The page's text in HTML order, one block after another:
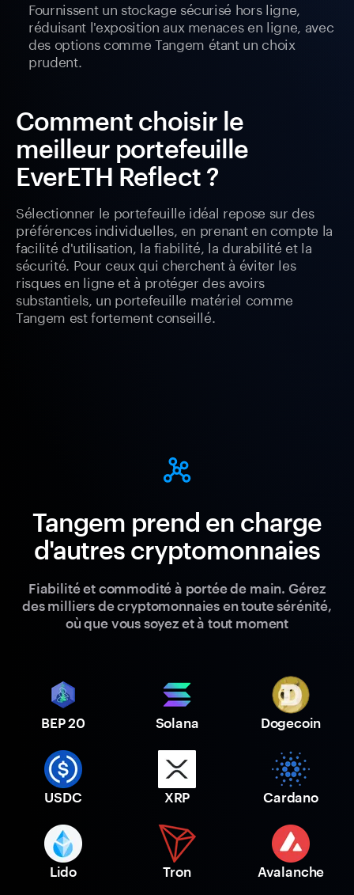
Fournissent un stockage sécurisé hors ligne,
réduisant l'exposition aux menaces en ligne, avec
des options comme Tangem étant un choix
prudent.
Comment choisir le
meilleur portefeuille
EverETH Reflect ?
Sélectionner le portefeuille idéal repose sur des
préférences individuelles, en prenant en compte la
facilité d'utilisation, la fiabilité, la durabilité et la
sécurité. Pour ceux qui cherchent à éviter les
risques en ligne et à protéger des avoirs
substantiels, un portefeuille matériel comme
Tangem est fortement conseillé.
Tangem prend en charge
d'autres cryptomonnaies
Fiabilité et commodité à portée de main. Gérez
des milliers de cryptomonnaies en toute sérénité,
où que vous soyez et à tout moment
BEP 20 Solana Dogecoin
USDC XRP Cardano
Lido Tron Avalanche